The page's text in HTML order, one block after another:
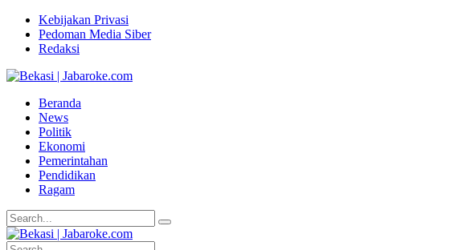
Kebijakan Privasi
Pedoman Media Siber
Redaksi
Beranda
News
Politik
Ekonomi
Pemerintahan
Pendidikan
Ragam